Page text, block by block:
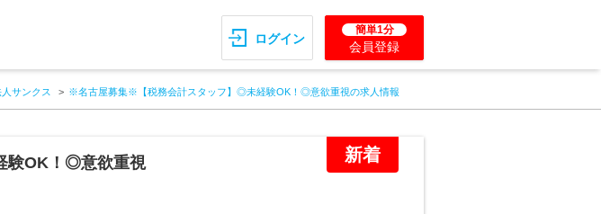
ログイン
簡単1分
会員登録
サンクス ※名古屋募集※【税務会計スタッフ】◎未経験OK！◎意欲重視の求人情報
新着
験OK！◎意欲重視